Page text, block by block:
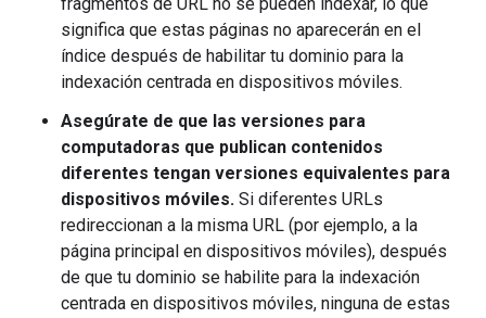
significa que estas páginas no aparecerán en el
índice después de habilitar tu dominio para la
indexación centrada en dispositivos móviles.
Asegúrate de que las versiones para
computadoras que publican contenidos
diferentes tengan versiones equivalentes para
dispositivos móviles. Si diferentes URLs
redireccionan a la misma URL (por ejemplo, a la
página principal en dispositivos móviles), después
de que tu dominio se habilite para la indexación
centrada en dispositivos móviles, ninguna de estas